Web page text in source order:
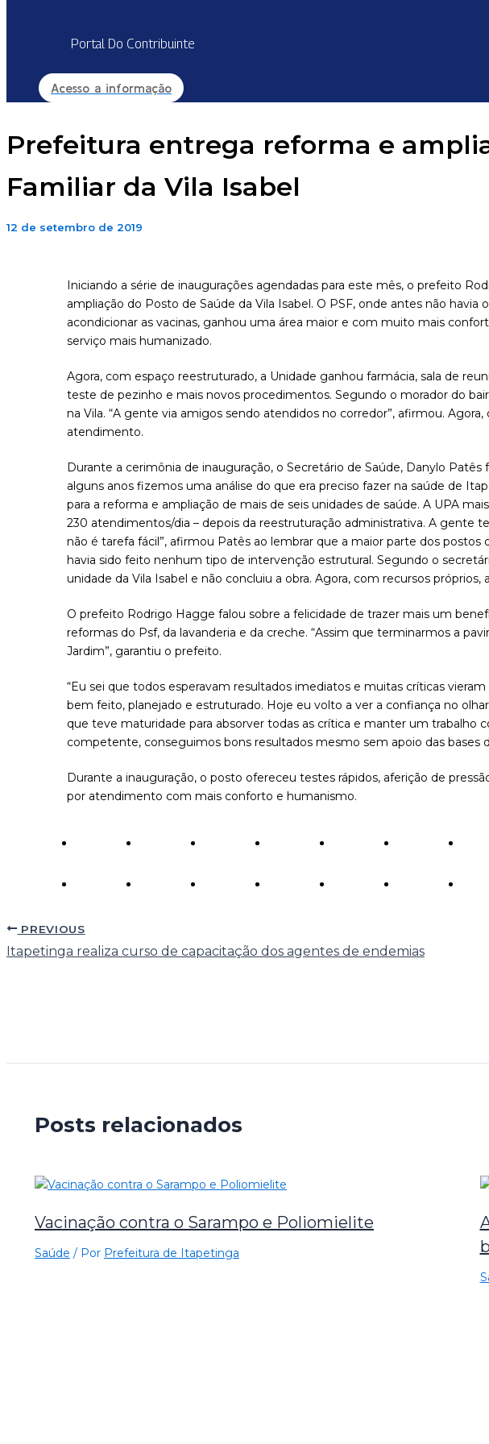
Portal Do Contribuinte
Acesso a informação
Prefeitura entrega reforma e
Familiar da Vila Isabel
12 de setembro de 2019
Iniciando a série de inaugurações agendadas para este mês, o prefeito
ampliação do Posto de Saúde da Vila Isabel. O PSF, onde antes não
acondicionar as vacinas, ganhou uma área maior e com muito mais
serviço mais humanizado.
Agora, com espaço reestruturado, a Unidade ganhou farmácia, sala de
teste de pezinho e mais novos procedimentos. Segundo o morador do
na Vila. “A gente via amigos sendo atendidos no corredor”, afirmou.
atendimento.
Durante a cerimônia de inauguração, o Secretário de Saúde, Danylo
alguns anos fizemos uma análise do que era preciso fazer na saúde de
para a reforma e ampliação de mais de seis unidades de saúde. A UPA
230 atendimentos/dia – depois da reestruturação administrativa. A gente
não é tarefa fácil”, afirmou Patês ao lembrar que a maior parte dos
havia sido feito nenhum tipo de intervenção estrutural. Segundo o
unidade da Vila Isabel e não concluiu a obra. Agora, com recursos
O prefeito Rodrigo Hagge falou sobre a felicidade de trazer mais um
reformas do Psf, da lavanderia e da creche. “Assim que terminarmos a
Jardim”, garantiu o prefeito.
“Eu sei que todos esperavam resultados imediatos e muitas críticas
bem feito, planejado e estruturado. Hoje eu volto a ver a confiança no
que teve maturidade para absorver todas as crítica e manter um
competente, conseguimos bons resultados mesmo sem apoio das bases
Durante a inauguração, o posto ofereceu testes rápidos, aferição de
por atendimento com mais conforto e humanismo.
PREVIOUS
Itapetinga realiza curso de capacitação dos agentes de endemias
Posts relacionados
Vacinação contra o Sarampo e Poliomielite
Saúde / Por Prefeitura de Itapetinga